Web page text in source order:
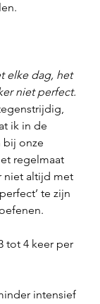
elke dag, het
niet perfect.
ik in de
bij onze
regelmaat
niet altijd met
te zijn
tot 4 keer per
intensief